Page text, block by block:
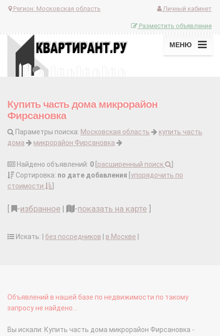
Регион: Московская область Личный кабинет
Разместить объявление
МЕНЮ
Купить часть дома микрорайон
Фирсановка
Параметры поиска: Московская область
купить часть
дома
микрорайон Фирсановка
Найдено объявлений: 0 расширенный поиск
Сортировка: по дате добавления упорядочить по
стоимости
-избранное | -показать на карте
Искать: | без посредников в Москве
Объявлений в нашей базе по недвижимости по такому
запросу не найдено...
Вы искали: Купить часть дома микрорайон Фирсановка -